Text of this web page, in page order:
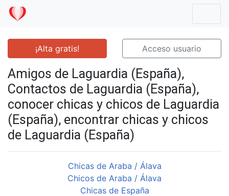
¡Alta gratis! Acceso usuario
Amigos de Laguardia (España),
Contactos de Laguardia (España),
conocer chicas y chicos de Laguardia
(España), encontrar chicas y chicos
de Laguardia (España)
Chicas de Araba / Álava
Chicos de Araba / Álava
Chicas de España